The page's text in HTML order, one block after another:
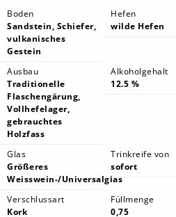
Boden
Sandstein, Schiefer,
vulkanisches
Gestein
Hefen
wilde Hefen
Ausbau
Traditionelle
Flaschengärung,
Vollhefelager,
gebrauchtes
Holzfass
Alkoholgehalt
12.5 %
Glas
Größeres
Weisswein-/Universalglas
Trinkreife von
sofort
Verschlussart
Kork
Füllmenge
0,75